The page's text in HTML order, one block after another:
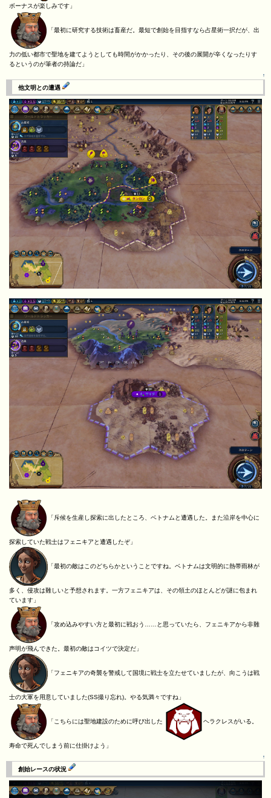
ボーナスが楽しみです」
「最初に研究する技術は畜産だ。最短で創始を目指すなら占星術一択だが、出
力の低い都市で聖地を建てようとしても時間がかかったり、その後の展開が辛くなったりす
るというのが筆者の持論だ」
↑
他文明との遭遇
「斥候を生産し探索に出したところ、ベトナムと遭遇した。また沿岸を中心に
探索していた戦士はフェニキアと遭遇したぞ」
「最初の敵はこのどちらかということですね。ベトナムは文明的に熱帯雨林が
多く、侵攻は難しいと予想されます。一方フェニキアは、その領土のほとんどが謎に包まれ
ています」
「攻め込みやすい方と最初に戦おう……と思っていたら、フェニキアから非難
声明が飛んできた。最初の敵はコイツで決定だ」
「フェニキアの奇襲を警戒して国境に戦士を立たせていましたが、向こうは戦
士の大軍を用意していました(SS撮り忘れ)。やる気満々ですね」
「こちらには聖地建設のために呼び出した ヘラクレスがいる。
寿命で死んでしまう前に仕掛けよう」
↑
創始レースの状況